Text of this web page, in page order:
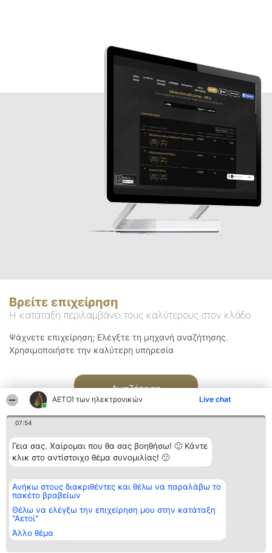
ΑΕΤΟΊ των ηλεκτρονικών Live chat
07:54
Γεια σας. Χαίρομαι που θα σας βοηθήσω! 🙂 Κάντε
κλικ στο αντίστοιχο θέμα συνομιλίας! 🙂
Ανήκω στους διακριθέντες και θέλω να παραλάβω το
πακέτο βραβείων
Θέλω να ελέγξω την επιχείρηση μου στην κατάταξη
"Αετοί"
Άλλο θέμα
Βρείτε επιχείρηση
Η κατάταξη περιλαμβάνει τους καλύτερους στον κλάδο
Ψάχνετε επιχείρηση; Ελέγξτε τη μηχανή αναζήτησης.
Χρησιμοποιήστε την καλύτερη υπηρεσία
Αναζήτηση
Διοργανωτής της
κατάταξης
BEAUTIFUL COMPANY
ΤΗΛ. ΕΠΙΚΟΙΝΩΝΙΑΣ:
2104128019
email:
aetoi@beautifulcompany.co
Κατάταξη
Διακριθέντες
των
διακριθέντων
προϋποθέσεις
Επικοινωνία
Επικοινωνία